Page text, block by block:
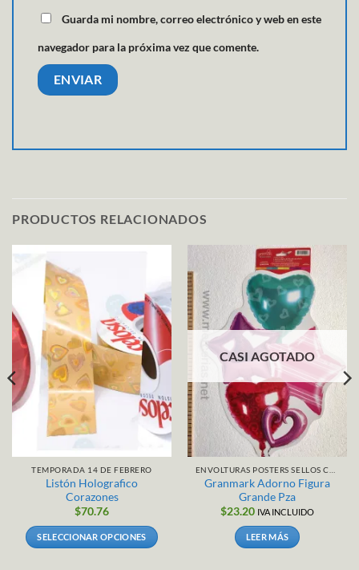
Guarda mi nombre, correo electrónico y web en este
navegador para la próxima vez que comente.
PRODUCTOS RELACIONADOS
TEMPORADA 14 DE FEBRERO
Listón Holografico
Corazones
$70.76
SELECCIONAR OPCIONES
CASI AGOTADO
Granmark Adorno Figura
Grande Pza
$23.20 IVA INCLUIDO
LEER MÁS